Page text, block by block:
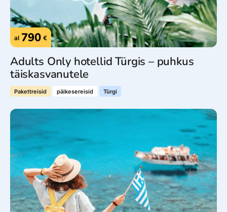
al 790 €
Adults Only hotellid Türgis – puhkus
täiskasvanutele
Pakettreisid päikesereisid Türgi